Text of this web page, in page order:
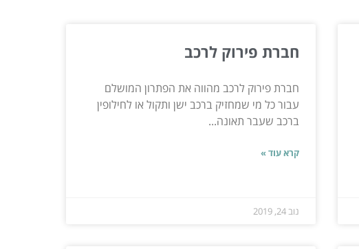
חברת פירוק לרכב
חברת פירוק לרכב מהווה את הפתרון המושלם
עבור כל מי שמחזיק ברכב ישן ותקול או לחילופין
ברכב שעבר תאונה...
קרא עוד »
נוב 24, 2019